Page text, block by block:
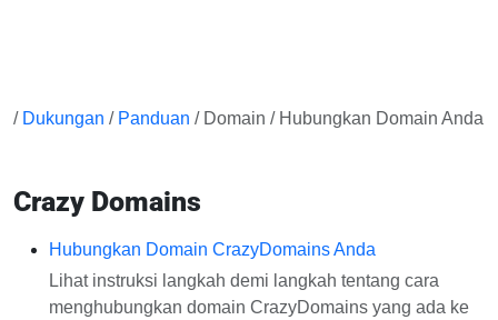
/ Dukungan / Panduan / Domain / Hubungkan Domain Anda
Crazy Domains
Hubungkan Domain CrazyDomains Anda
Lihat instruksi langkah demi langkah tentang cara
menghubungkan domain CrazyDomains yang ada ke